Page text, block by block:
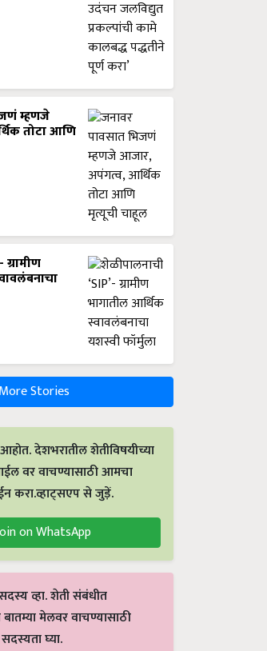
म्हणजे
तोटा आणि
More Stories
देशभरातील शेतीविषयीच्या
वर वाचण्यासाठी आमचा
करा.व्हाट्सएप से जुड़ें.
on WhatsApp
व्हा. शेती संबंधीत
मेलवर वाचण्यासाठी
घ्या.